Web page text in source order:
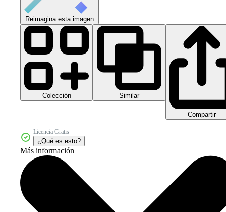
Reimagina esta imagen
Colección Similar
Compartir
Licencia Gratis
¿Qué es esto?
Más información